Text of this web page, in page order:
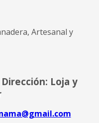
Artesanal y
Loja y